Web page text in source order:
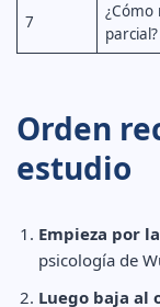
7
¿Cómo
parcial?
Orden
estudio
Empieza por
psicología de
Luego baja al